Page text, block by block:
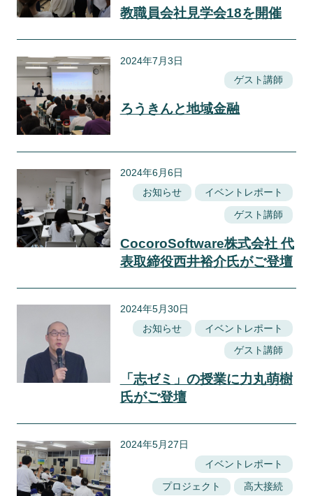
教職員会社見学会18を開催
2024年7月3日
ゲスト講師
ろうきんと地域金融
2024年6月6日
お知らせ
イベントレポート
ゲスト講師
CocoroSoftware株式会社 代
表取締役西井裕介氏がご登壇
2024年5月30日
お知らせ
イベントレポート
ゲスト講師
「志ゼミ」の授業に力丸萌樹
氏がご登壇
2024年5月27日
イベントレポート
プロジェクト
高大接続